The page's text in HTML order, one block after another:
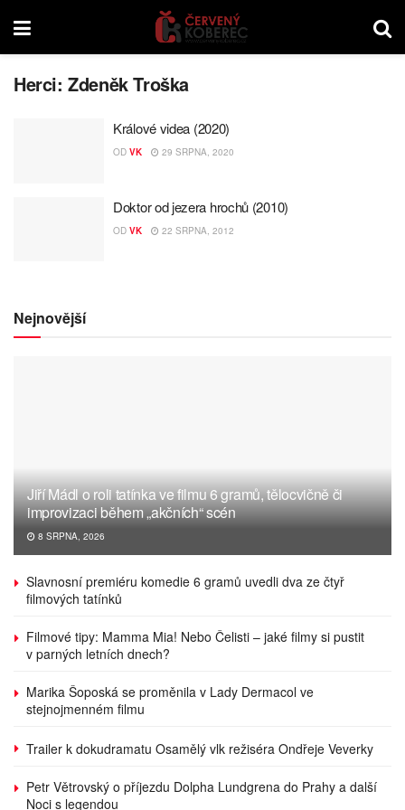
Herci:Zdeněk Troška
Králové videa (2020)
OD VK 29 SRPNA, 2020
Doktor od jezera hrochů (2010)
OD VK 22 SRPNA, 2012
Nejnovější
Jiří Mádl o roli tatínka ve filmu 6 gramů, tělocvičně či
improvizaci během „akčních“ scén
8 SRPNA, 2026
Slavnosní premiéru komedie 6 gramů uvedli dva ze čtyř
filmových tatínků
Filmové tipy: Mamma Mia! Nebo Čelisti – jaké filmy si pustit
v parných letních dnech?
Marika Šoposká se proměnila v Lady Dermacol ve
stejnojmenném filmu
Trailer k dokudramatu Osamělý vlk režiséra Ondřeje Veverky
Petr Větrovský o příjezdu Dolpha Lundgrena do Prahy a další
Noci s legendou